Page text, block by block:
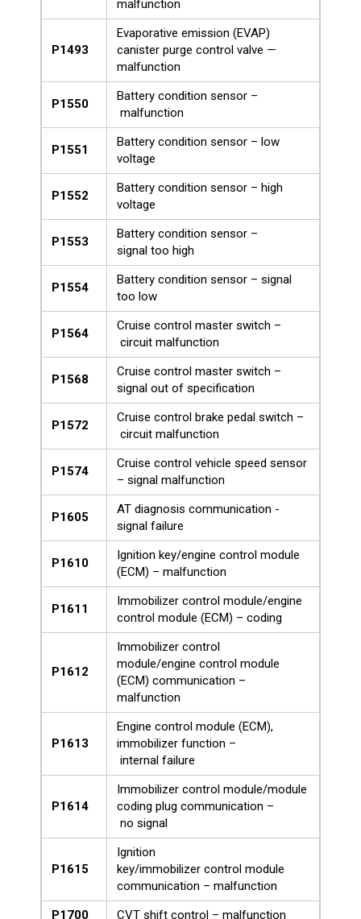
malfunction
P1493
Evaporative emission (EVAP)
canister purge control valve —
malfunction
P1550
Battery condition sensor –
malfunction
P1551
Battery condition sensor – low
voltage
P1552
Battery condition sensor – high
voltage
P1553
Battery condition sensor –
signal too high
P1554
Battery condition sensor – signal
too low
P1564
Cruise control master switch –
circuit malfunction
P1568
Cruise control master switch –
signal out of specification
P1572
Cruise control brake pedal switch –
circuit malfunction
P1574
Cruise control vehicle speed sensor
– signal malfunction
P1605
AT diagnosis communication -
signal failure
P1610
Ignition key/engine control module
(ECM) – malfunction
P1611
Immobilizer control module/engine
control module (ECM) – coding
P1612
Immobilizer control
module/engine control module
(ECM) communication –
malfunction
P1613
Engine control module (ECM),
immobilizer function –
internal failure
P1614
Immobilizer control module/module
coding plug communication –
no signal
P1615
Ignition
key/immobilizer control module
communication – malfunction
P1700
CVT shift control – malfunction